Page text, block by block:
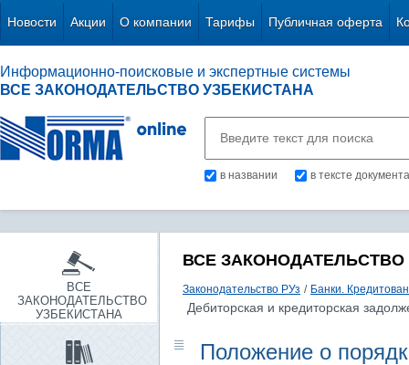
Новости Акции О компании Тарифы Публичная оферта
Информационно-поисковые и экспертные системы
ВСЕ ЗАКОНОДАТЕЛЬСТВО УЗБЕКИСТАНА
в названии в тексте документа
ВСЕ
ЗАКОНОДАТЕЛЬСТВО
УЗБЕКИСТАНА
ВСЕ ЗАКОНОДАТЕЛЬСТВО
Законодательство РУз / Банки.
Дебиторская и кредиторская
Положение о